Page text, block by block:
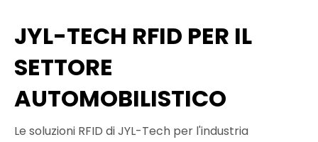
JYL-TECH RFID PER IL
SETTORE
AUTOMOBILISTICO
Le soluzioni RFID di JYL-Tech per l'industria